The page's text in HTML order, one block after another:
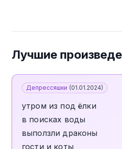
Лучшие
Депрессяшки (01.01.2024)
утром из под ёлки
в поисках воды
выползли драконы
гости и коты